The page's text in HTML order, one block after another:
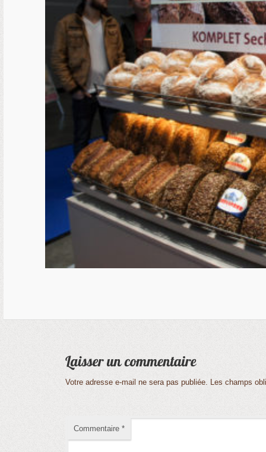
Votre adresse e-mail ne sera pas publiée. Les champs
Commentaire*